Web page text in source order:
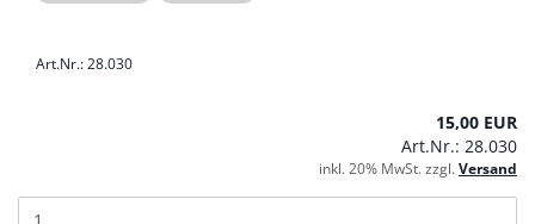
Art.Nr.: 28.030
15,00 EUR
Art.Nr.: 28.030
inkl. 20% MwSt. zzgl.Versand